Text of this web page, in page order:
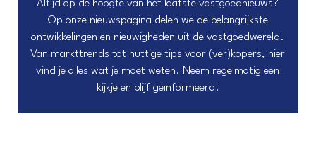
Altijd op de hoogte van het laatste vastgoednieuws?
Op onze nieuwspagina delen we de belangrijkste
ontwikkelingen en nieuwigheden uit de vastgoedwereld.
Van markttrends tot nuttige tips voor (ver)kopers, hier
vind je alles wat je moet weten. Neem regelmatig een
kijkje en blijf geïnformeerd!